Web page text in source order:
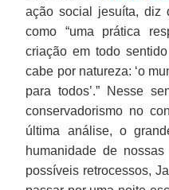
ação social jesuíta, diz
como “uma prática
criação em todo
cabe por natureza: ‘o
para todos’.” Nesse
conservadorismo no
última análise, o
humanidade de
possíveis retrocessos,